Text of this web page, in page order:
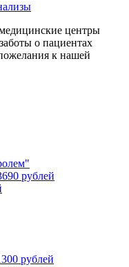
центры
о пациентах
к нашей
рублей
рублей